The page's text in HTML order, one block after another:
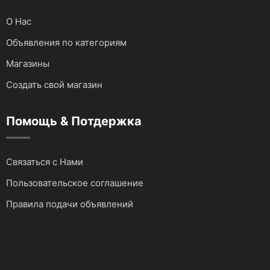
О Нас
Объявления по категориям
Магазины
Создать свой магазин
Помощь & Потдержка
Связаться с Нами
Пользовательское соглашение
Правила подачи объявлений